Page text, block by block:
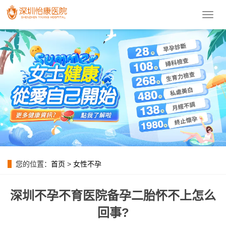
導
菜
單
您的位置： 首页 > 女性不孕
深圳不孕不育医院备孕二胎怀不上怎么
回事?